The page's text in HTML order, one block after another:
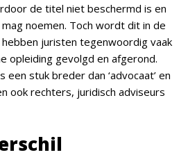
de titel niet beschermd is en
noemen. Toch wordt dit in de
juristen tegenwoordig vaak
opleiding gevolgd en afgerond.
een stuk breder dan ‘advocaat’ en
ook rechters, juridisch adviseurs